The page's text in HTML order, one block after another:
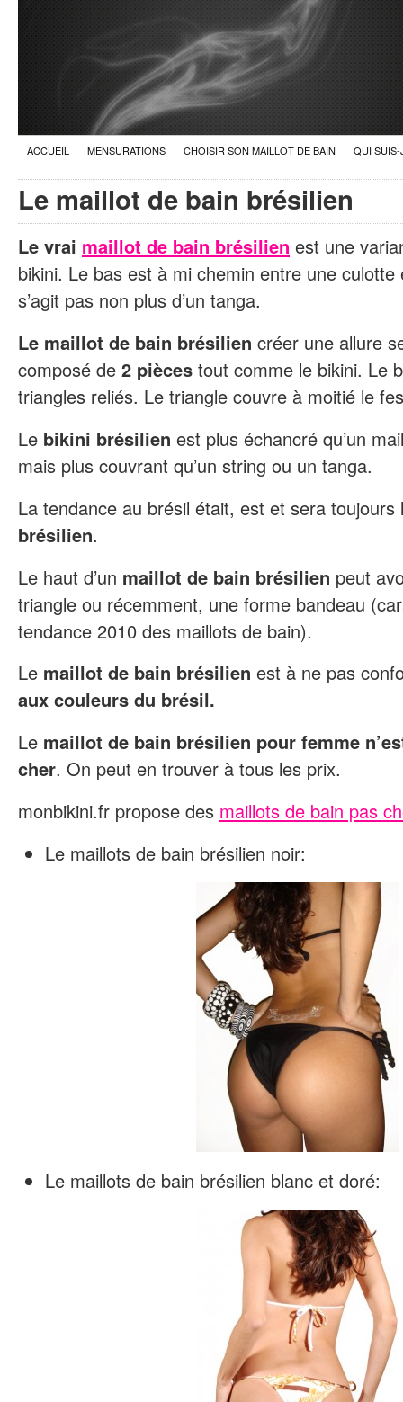
ACCUEIL MENSURATIONS CHOISIR SON MAILLOT DE BAIN QUI SUIS-
Le maillot de bain brésilien
Le vrai maillot de bain brésilien est une
bikini. Le bas est à mi chemin entre une
s’agit pas non plus d’un tanga.
Le maillot de bain brésilien créer une allure
composé de 2 pièces tout comme le bikini. Le
triangles reliés. Le triangle couvre à moitié le
Le bikini brésilien est plus échancré qu’un
mais plus couvrant qu’un string ou un tanga.
La tendance au brésil était, est et sera toujours
brésilien.
Le haut d’un maillot de bain brésilien peut
triangle ou récemment, une forme bandeau
tendance 2010 des maillots de bain).
Le maillot de bain brésilien est à ne pas
aux couleurs du brésil.
Le maillot de bain brésilien pour femme
cher. On peut en trouver à tous les prix.
monbikini.fr propose des maillots de bain pas
Le maillots de bain brésilien noir:
Le maillots de bain brésilien blanc et doré: